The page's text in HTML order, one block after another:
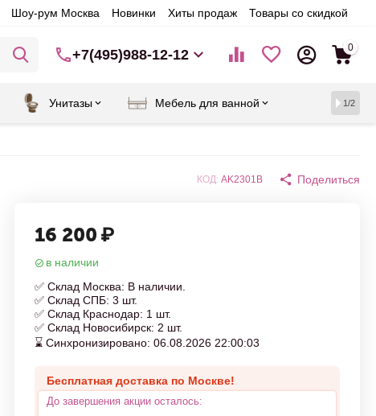
Шоу-рум Москва Новинки Хиты продаж Товары со скидкой
+7(495)988-12-12 0
Унитазы Мебель для ванной 1/2
КОД: AK2301B Поделиться
16 200 ₽
в наличии
✅ Склад Москва: В наличии.
✅ Склад СПБ: 3 шт.
✅ Склад Краснодар: 1 шт.
✅ Склад Новосибирск: 2 шт.
⌛ Синхронизировано: 06.08.2026 22:00:03
Бесплатная доставка по Москве!
До завершения акции осталось: